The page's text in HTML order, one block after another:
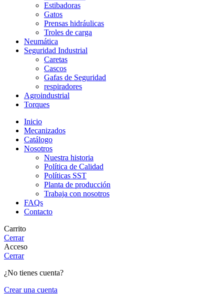
Estibadoras
Gatos
Prensas hidráulicas
Troles de carga
Neumática
Seguridad Industrial
Caretas
Cascos
Gafas de Seguridad
respiradores
Agroindustrial
Torques
Inicio
Mecanizados
Catálogo
Nosotros
Nuestra historia
Política de Calidad
Políticas SST
Planta de producción
Trabaja con nosotros
FAQs
Contacto
Carrito
Cerrar
Acceso
Cerrar
¿No tienes cuenta?
Crear una cuenta